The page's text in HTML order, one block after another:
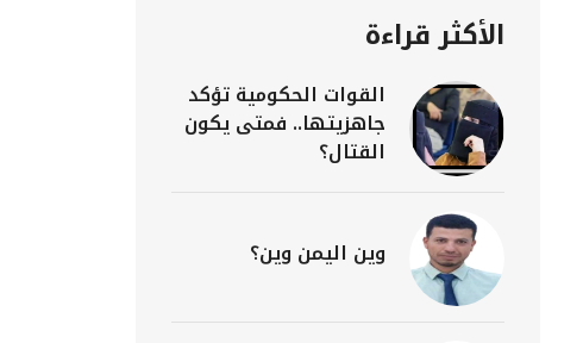
الأكثر قراءة
القوات الحكومية تؤكد
جاهزيتها.. فمتى يكون
القتال؟
وين اليمن وين؟